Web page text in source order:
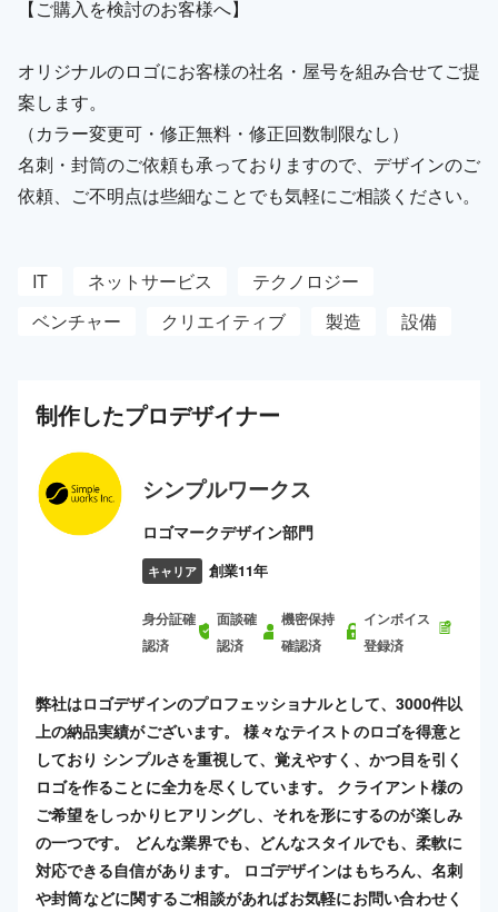
【ご購入を検討のお客様へ】
オリジナルのロゴにお客様の社名・屋号を組み合せてご提
案します。
（カラー変更可・修正無料・修正回数制限なし）
名刺・封筒のご依頼も承っておりますので、デザインのご
依頼、ご不明点は些細なことでも気軽にご相談ください。
IT ネットサービス
テクノロジー
ベンチャー
クリエイティブ 製造 設備
制作したプロデザイナー
シンプルワークス
ロゴマークデザイン部門
キャリア 創業11年
身分証確
認済
面談確
認済
機密保持
確認済
インボイス
登録済
弊社はロゴデザインのプロフェッショナルとして、3000件以
上の納品実績がございます。 様々なテイストのロゴを得意と
しており シンプルさを重視して、覚えやすく、かつ目を引く
ロゴを作ることに全力を尽くしています。 クライアント様の
ご希望をしっかりヒアリングし、それを形にするのが楽しみ
の一つです。 どんな業界でも、どんなスタイルでも、柔軟に
対応できる自信があります。 ロゴデザインはもちろん、名刺
や封筒などに関するご相談があればお気軽にお問い合わせく